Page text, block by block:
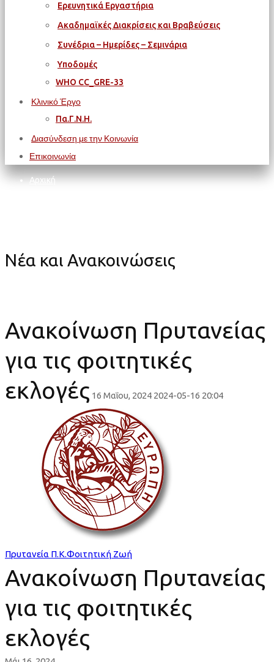
Ερευνητικά Εργαστήρια
Ακαδημαϊκές Διακρίσεις και Βραβεύσεις
Συνέδρια – Ημερίδες – Σεμινάρια
Υποδομές
WΗΟ CC_GRE-33
Κλινικό Έργο
Πα.Γ.Ν.Η.
Διασύνδεση με την Κοινωνία
Επικοινωνία
Αρχική
Νέα και Ανακοινώσεις
Ανακοίνωση Πρυτανείας
για τις φοιτητικές
εκλογές 16 Μαΐου, 2024 2024-05-16 20:04
Ανακοίνωση
Πρυτανείας
φοιτητικές
εκλογές
Πρυτανεία Π.Κ.Φοιτητική Ζωή
Ανακοίνωση Πρυτανείας
για τις φοιτητικές
εκλογές